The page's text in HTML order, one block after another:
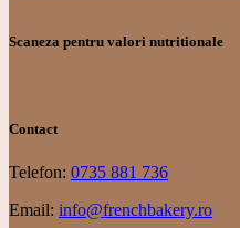
Scaneza pentru valori nutritionale
Contact
Telefon: 0735 881 736
Email: info@frenchbakery.ro